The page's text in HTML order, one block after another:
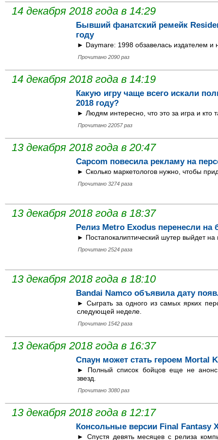
14 декабря 2018 года в 14:29
Бывший фанатский ремейк
году
► Daymare: 1998 обзавелась издателем
Прочитано 2090 раз
14 декабря 2018 года в 14:19
Какую игру чаще всего искали
2018 году?
► Людям интересно, что это за игра и кто
Прочитано 22057 раз
13 декабря 2018 года в 20:47
Capcom повесила рекламу на
► Сколько маркетологов нужно, чтобы
Прочитано 3274 раза
13 декабря 2018 года в 18:37
Релиз Metro Exodus перенесли на
► Постапокалиптический шутер выйдет
Прочитано 2524 раза
13 декабря 2018 года в 18:10
Bandai Namco объявила дату
► Сыграть за одного из самых ярких
следующей неделе.
Прочитано 1542 раза
13 декабря 2018 года в 16:37
Спаун может стать героем Mortal
► Полный список бойцов еще не
звезд.
Прочитано 3080 раз
13 декабря 2018 года в 12:17
Консольные версии Final Fantasy
► Спустя девять месяцев с релиза